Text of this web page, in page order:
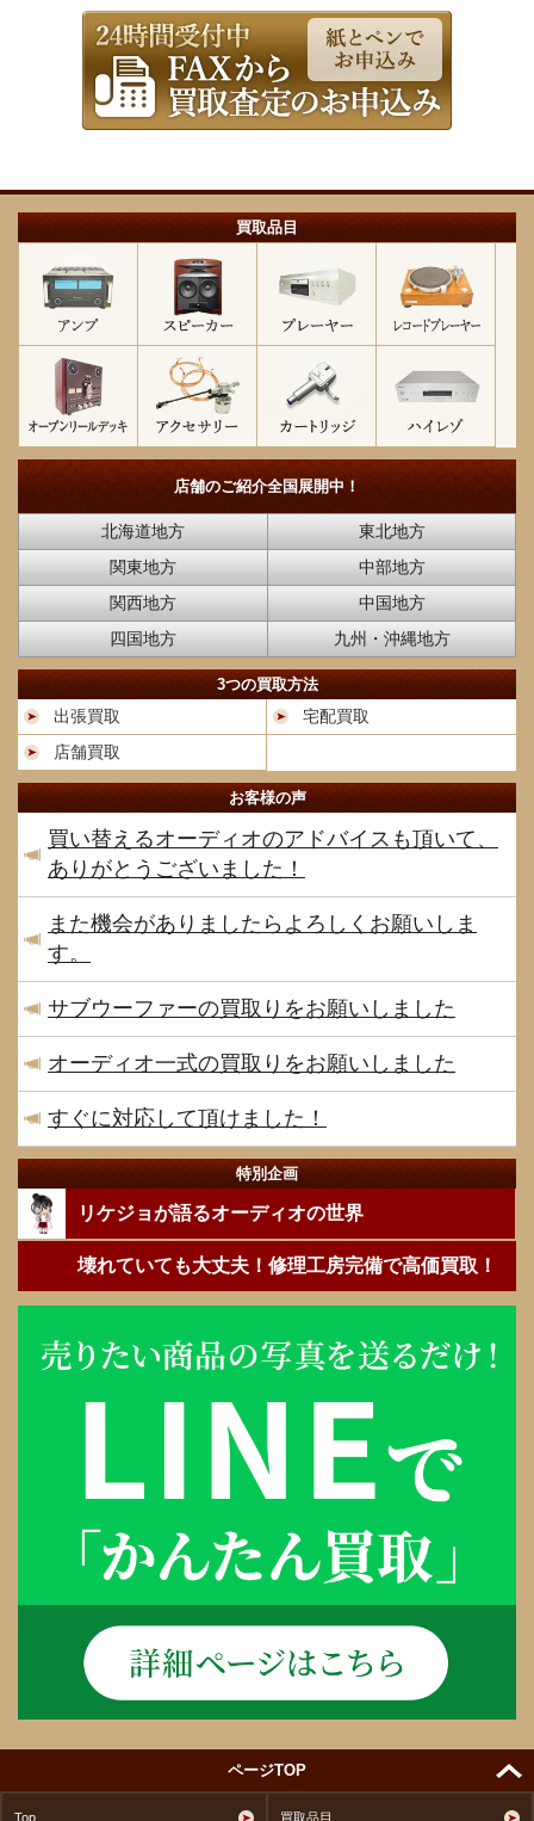
買取品目
店舗のご紹介全国展開中！
北海道地方
東北地方
関東地方
中部地方
関西地方
中国地方
四国地方
九州・沖縄地方
3つの買取方法
出張買取
宅配買取
店舗買取
お客様の声
買い替えるオーディオのアドバイスも頂いて、
ありがとうございました！
また機会がありましたらよろしくお願いしま
す。
サブウーファーの買取りをお願いしました
オーディオ一式の買取りをお願いしました
すぐに対応して頂けました！
特別企画
リケジョが語るオーディオの世界
壊れていても大丈夫！修理工房完備で高価買取！
ページTOP
Top 買取品目